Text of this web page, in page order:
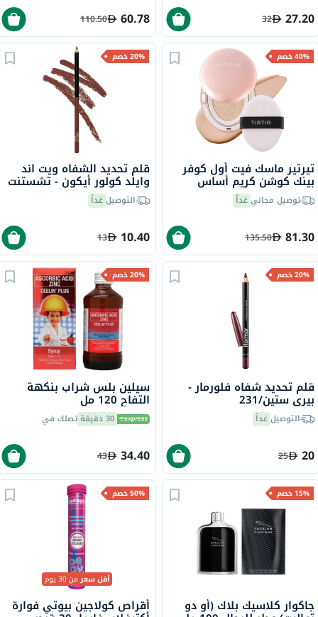
27.20
32
60.78
110.50
40% خصم
تيرتير ماسك فيت أول كوفر
بينك كوشن كريم أساس
بورسلين / 17C من 18 جرام
توصيل مجانيغداً
81.30
135.50
20% خصم
قلم تحديد الشفاه ويت اند
وايلد كولور أيكون - تشستنت
التوصيلغداً
10.40
13
20% خصم
قلم تحديد شفاه فلورمار -
بيري ستين/231
التوصيلغداً
20
25
20% خصم
سيلين بلس شراب بنكهة
التفاح 120 مل
30 دقيقة تصلك في
34.40
43
15% خصم
جاكوار كلاسيك بلاك (أو دو
50% خصم
أقل سعرمن 30 يوم
أقراص كولاجين بيوتي فوارة